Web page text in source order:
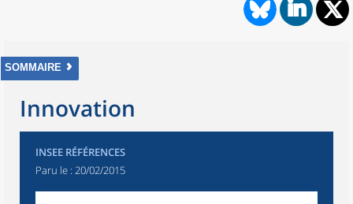
SOMMAIRE
Innovation
INSEE RÉFÉRENCES
Paru le : 20/02/2015